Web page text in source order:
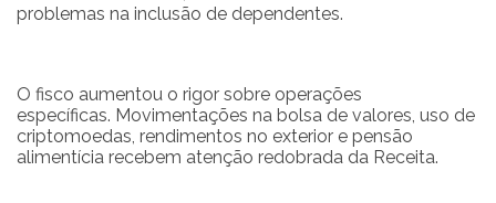
problemas na inclusão de dependentes.
O fisco aumentou o rigor sobre operações
específicas. Movimentações na bolsa de valores, uso de
criptomoedas, rendimentos no exterior e pensão
alimentícia recebem atenção redobrada da Receita.